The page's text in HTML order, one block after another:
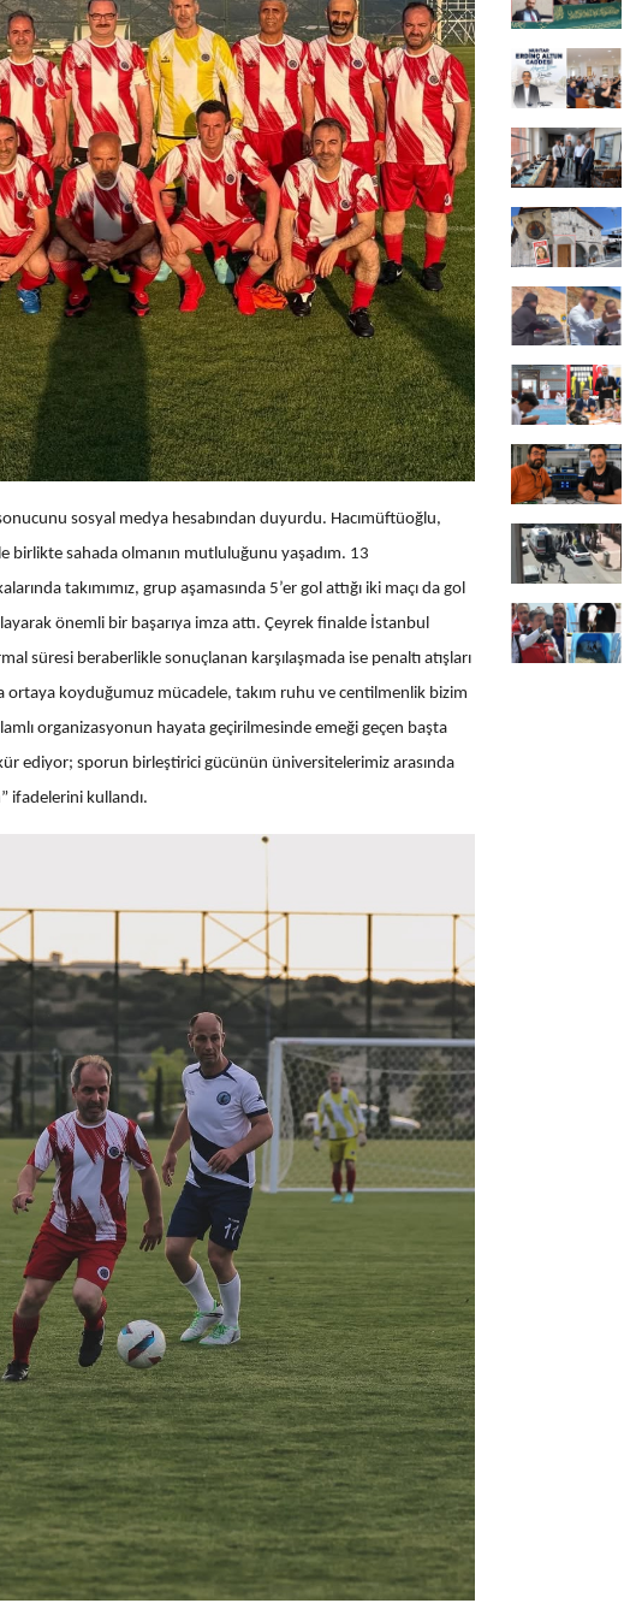
sosyal medya hesabından duyurdu. Hacımüftüoğlu,
birlikte sahada olmanın mutluluğunu yaşadım. 13
takımımız, grup aşamasında 5’er gol attığı iki maçı da gol
önemli bir başarıya imza attı. Çeyrek finalde İstanbul
süresi beraberlikle sonuçlanan karşılaşmada ise penaltı atışları
koyduğumuz mücadele, takım ruhu ve centilmenlik bizim
organizasyonun hayata geçirilmesinde emeği geçen başta
ediyor; sporun birleştirici gücünün üniversitelerimiz arasında
ifadelerini kullandı.